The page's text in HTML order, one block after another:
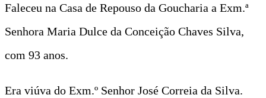
Faleceu na Casa de Repouso da Goucharia a Exm.ª
Senhora Maria Dulce da Conceição Chaves Silva,
com 93 anos.
Era viúva do Exm.º Senhor José Correia da Silva.